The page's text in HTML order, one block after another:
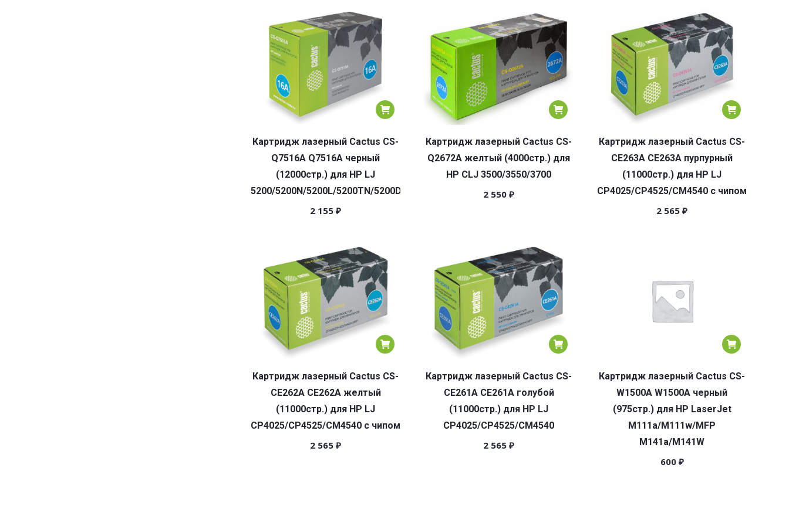
Картридж лазерный Cactus CS-
Q7516A Q7516A черный
(12000стр.) для HP LJ
5200/5200N/5200L/5200TN/5200DTN
2 155 ₽
Картридж лазерный Cactus CS-
Q2672A желтый (4000стр.) для
HP CLJ 3500/3550/3700
2 550 ₽
Картридж лазерный Cactus CS-
CE263A CE263A пурпурный
(11000стр.) для HP LJ
CP4025/CP4525/CM4540 с чипом
2 565 ₽
Картридж лазерный Cactus CS-
CE262A CE262A желтый
(11000стр.) для HP LJ
CP4025/CP4525/CM4540 с чипом
2 565 ₽
Картридж лазерный Cactus CS-
CE261A CE261A голубой
(11000стр.) для HP LJ
CP4025/CP4525/CM4540
2 565 ₽
Картридж лазерный Cactus CS-
W1500A W1500A черный
(975стр.) для HP LaserJet
M111a/M111w/MFP
M141a/M141W
600 ₽